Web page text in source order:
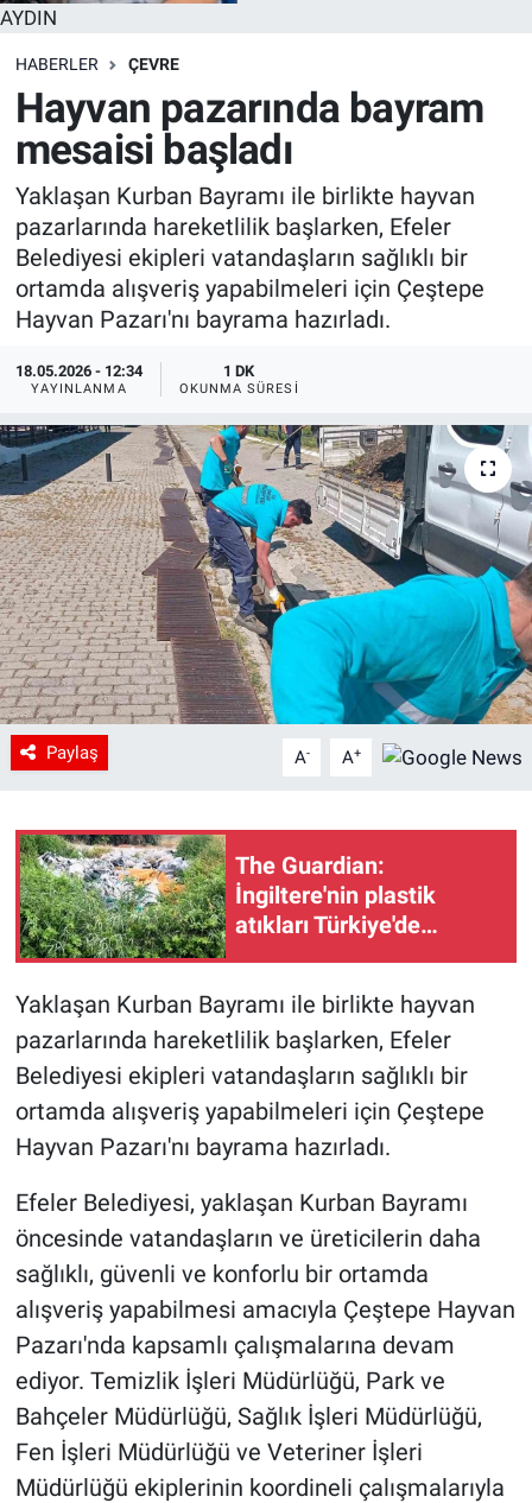
AYDIN
HABERLER ÇEVRE
Hayvan pazarında bayram
mesaisi başladı
Yaklaşan Kurban Bayramı ile birlikte hayvan
pazarlarında hareketlilik başlarken, Efeler
Belediyesi ekipleri vatandaşların sağlıklı bir
ortamda alışveriş yapabilmeleri için Çeştepe
Hayvan Pazarı'nı bayrama hazırladı.
18.05.2026 - 12:34
YAYINLANMA
1 DK
OKUNMA SÜRESI
Paylaş A- A+
The Guardian:
İngiltere'nin plastik
atıkları Türkiye'de
Yaklaşan Kurban Bayramı ile birlikte hayvan
pazarlarında hareketlilik başlarken, Efeler
Belediyesi ekipleri vatandaşların sağlıklı bir
ortamda alışveriş yapabilmeleri için Çeştepe
Hayvan Pazarı'nı bayrama hazırladı.
Efeler Belediyesi, yaklaşan Kurban Bayramı
öncesinde vatandaşların ve üreticilerin daha
sağlıklı, güvenli ve konforlu bir ortamda
alışveriş yapabilmesi amacıyla Çeştepe Hayvan
Pazarı'nda kapsamlı çalışmalarına devam
ediyor. Temizlik İşleri Müdürlüğü, Park ve
Bahçeler Müdürlüğü, Sağlık İşleri Müdürlüğü,
Fen İşleri Müdürlüğü ve Veteriner İşleri
Müdürlüğü ekiplerinin koordineli çalışmalarıyla